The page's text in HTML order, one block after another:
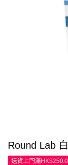
Round Lab
送貨上門滿